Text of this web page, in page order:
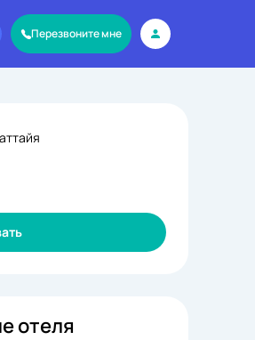
Перезвоните мне
отеля